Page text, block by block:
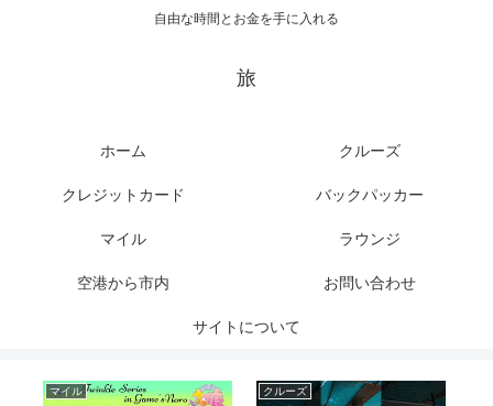
自由な時間とお金を手に入れる
旅
ホーム クルーズ
クレジットカード バックパッカー
マイル ラウンジ
空港から市内 お問い合わせ
サイトについて
マイル クルーズ